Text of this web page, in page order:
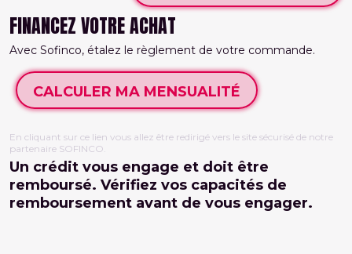
FINANCEZ VOTRE ACHAT
Avec Sofinco, étalez le règlement de votre commande.
CALCULER MA MENSUALITÉ
En cliquant sur ce lien vous allez être redirigé vers le site sécurisé de notre
partenaire SOFINCO.
Un crédit vous engage et doit être
remboursé. Vérifiez vos capacités de
remboursement avant de vous engager.